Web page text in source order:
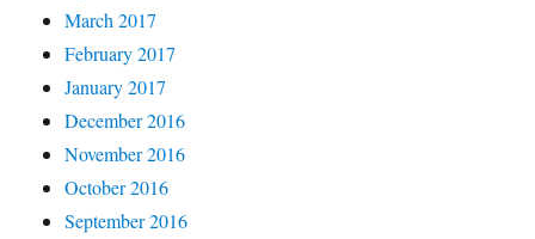
March 2017
February 2017
January 2017
December 2016
November 2016
October 2016
September 2016